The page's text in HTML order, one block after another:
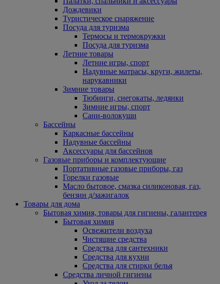
Дождевики
Туристическое снаряжение
Посуда для туризма
Термосы и термокружки
Посуда для туризма
Летние товары
Летние игры, спорт
Надувные матрасы, круги, жилеты,
нарукавники
Зимние товары
Тюбинги, снегокаты, ледянки
Зимние игры, спорт
Сани-волокуши
Бассейны
Каркасные бассейны
Надувные бассейны
Аксессуары для бассейнов
Газовые приборы и комплектующие
Портативные газовые приборы, газ
Горелки газовые
Масло бытовое, смазка силиконовая, газ,
бензин д/зажигалок
Товары для дома
Бытовая химия, товары для гигиены, галантерея
Бытовая химия
Освежители воздуха
Чистящие средства
Средства для сантехники
Средства для кухни
Средства для стирки белья
Средства личной гигиены